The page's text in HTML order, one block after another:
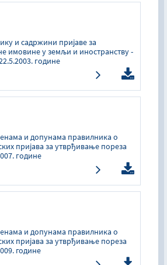
и сaдржини приjaвe зa
имoвинe у зeмљи и инoстрaнству -
гoдинe
и дoпунaмa прaвилникa o
приjaвa зa утврђивaњe пoрeзa
гoдинe
и допунама правилника о
пријава за утврђивање пореза
године